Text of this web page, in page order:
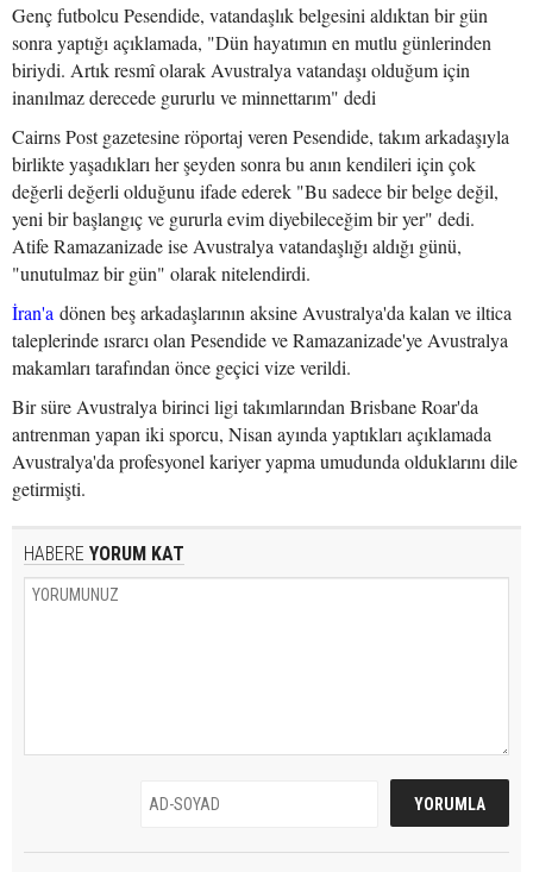
Genç futbolcu Pesendide, vatandaşlık belgesini aldıktan bir gün
sonra yaptığı açıklamada, "Dün hayatımın en mutlu günlerinden
biriydi. Artık resmî olarak Avustralya vatandaşı olduğum için
inanılmaz derecede gururlu ve minnettarım" dedi
Cairns Post gazetesine röportaj veren Pesendide, takım arkadaşıyla
birlikte yaşadıkları her şeyden sonra bu anın kendileri için çok
değerli değerli olduğunu ifade ederek "Bu sadece bir belge değil,
yeni bir başlangıç ve gururla evim diyebileceğim bir yer" dedi.
Atife Ramazanizade ise Avustralya vatandaşlığı aldığı günü,
"unutulmaz bir gün" olarak nitelendirdi.
İran'a dönen beş arkadaşlarının aksine Avustralya'da kalan ve iltica
taleplerinde ısrarcı olan Pesendide ve Ramazanizade'ye Avustralya
makamları tarafından önce geçici vize verildi.
Bir süre Avustralya birinci ligi takımlarından Brisbane Roar'da
antrenman yapan iki sporcu, Nisan ayında yaptıkları açıklamada
Avustralya'da profesyonel kariyer yapma umudunda olduklarını dile
getirmişti.
HABERE YORUM KAT